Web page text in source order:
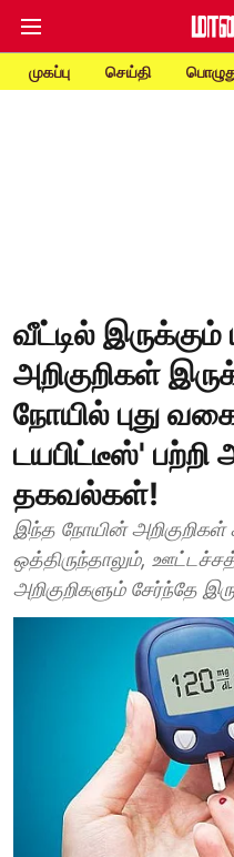
முகப்பு செய்தி
வீட்டில்
அறிகுறிகள்
நோயில் புது
டயபிட்டீஸ்' பற்றி
தகவல்கள்!
இந்த நோயின்
ஒத்திருந்தாலும்,
அறிகுறிகளும் சேர்ந்தே